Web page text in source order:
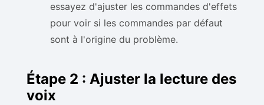
essayez d'ajuster les commandes d'effets
pour voir si les commandes par défaut
sont à l'origine du problème.
Étape 2 : Ajuster la lecture des
voix